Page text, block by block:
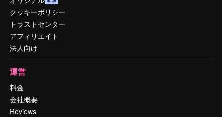
クッキーポリシー
トラストセンター
アフィリエイト
法人向け
運営
料金
会社概要
Reviews